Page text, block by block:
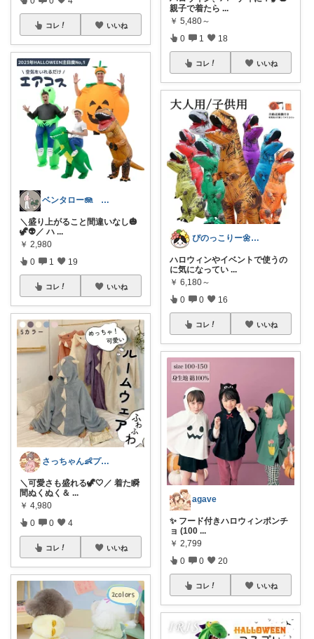
コレ いいね
ベンタロー🪼 おすすめ商品紹介
＼盛り上がること間違いなし🎃
🦖👽／ ハ ...
￥ 2,980
0 1 19
コレ いいね
さっちゃん👶プレママ
＼可愛さも盛れる🦖🤍／ 着た瞬
間ぬくぬく＆ ...
￥ 4,980
0 0 4
コレ いいね
親子で着たら ...
￥ 5,480～
0 1 18
コレ いいね
ぴのっこりー🌼子育て×暮らし
ハロウィンやイベントで使うの
に気になってい ...
￥ 6,180～
0 0 16
コレ いいね
agave
✨ フード付きハロウィンポンチ
ョ (100 ...
￥ 2,799
0 0 20
コレ いいね